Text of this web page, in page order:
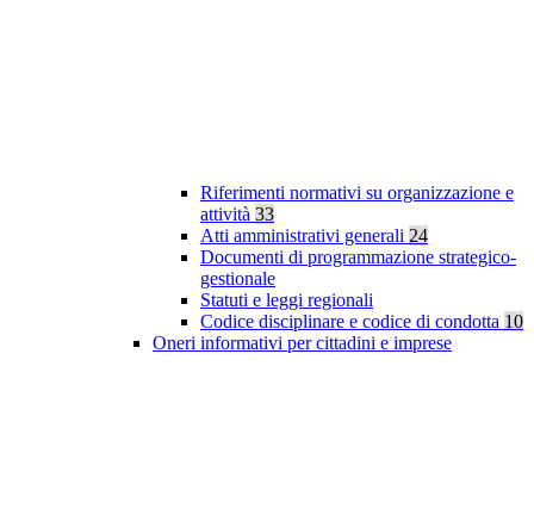
Riferimenti normativi su organizzazione e
attività 33
Atti amministrativi generali 24
Documenti di programmazione strategico-
gestionale
Statuti e leggi regionali
Codice disciplinare e codice di condotta 10
Oneri informativi per cittadini e imprese